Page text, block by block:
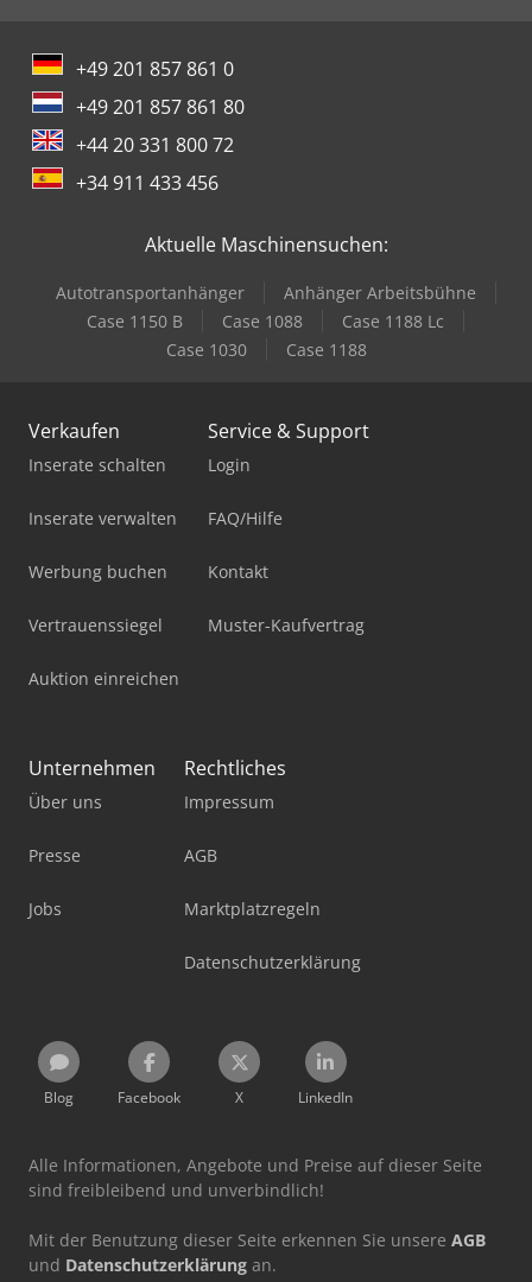
+49 201 857 861 0
+49 201 857 861 80
+44 20 331 800 72
+34 911 433 456
Aktuelle Maschinensuchen:
Autotransportanhänger
Anhänger Arbeitsbühne
Case 1150 B
Case 1088
Case 1188 Lc
Case 1030
Case 1188
Verkaufen
Inserate schalten
Inserate verwalten
Werbung buchen
Vertrauenssiegel
Auktion einreichen
Service & Support
Login
FAQ/Hilfe
Kontakt
Muster-Kaufvertrag
Unternehmen
Über uns
Presse
Jobs
Rechtliches
Impressum
AGB
Marktplatzregeln
Datenschutzerklärung
Blog Facebook X LinkedIn
Alle Informationen, Angebote und Preise auf dieser Seite
sind freibleibend und unverbindlich!
Mit der Benutzung dieser Seite erkennen Sie unsere AGB
und Datenschutzerklärung an.